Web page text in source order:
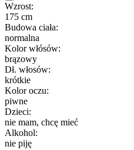
Wzrost:
175 cm
Budowa ciała:
normalna
Kolor włósów:
brązowy
Dł. włosów:
krótkie
Kolor oczu:
piwne
Dzieci:
nie mam, chcę mieć
Alkohol:
nie piję